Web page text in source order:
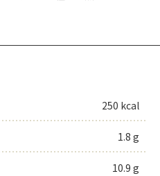
250 kcal
1.8 g
10.9 g